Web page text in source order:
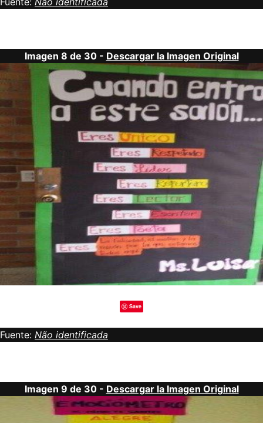
Imagen 8 de 30 - Descargar la Imagen Original
Save
Fuente: Não identificada
Imagen 9 de 30 - Descargar la Imagen Original